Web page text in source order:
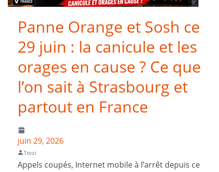
Panne Orange et Sosh ce
29 juin : la canicule et les
orages en cause ? Ce que
l’on sait à Strasbourg et
partout en France
juin 29, 2026
1tvzi
Appels coupés, Internet mobile à l’arrêt depuis ce